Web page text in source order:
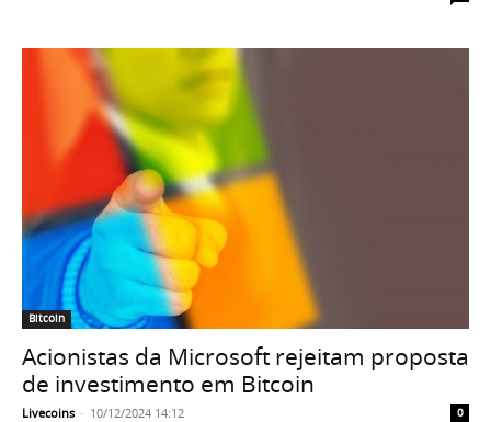
Bitcoin
Acionistas da Microsoft rejeitam proposta
de investimento em Bitcoin
Livecoins - 10/12/2024 14:12 0